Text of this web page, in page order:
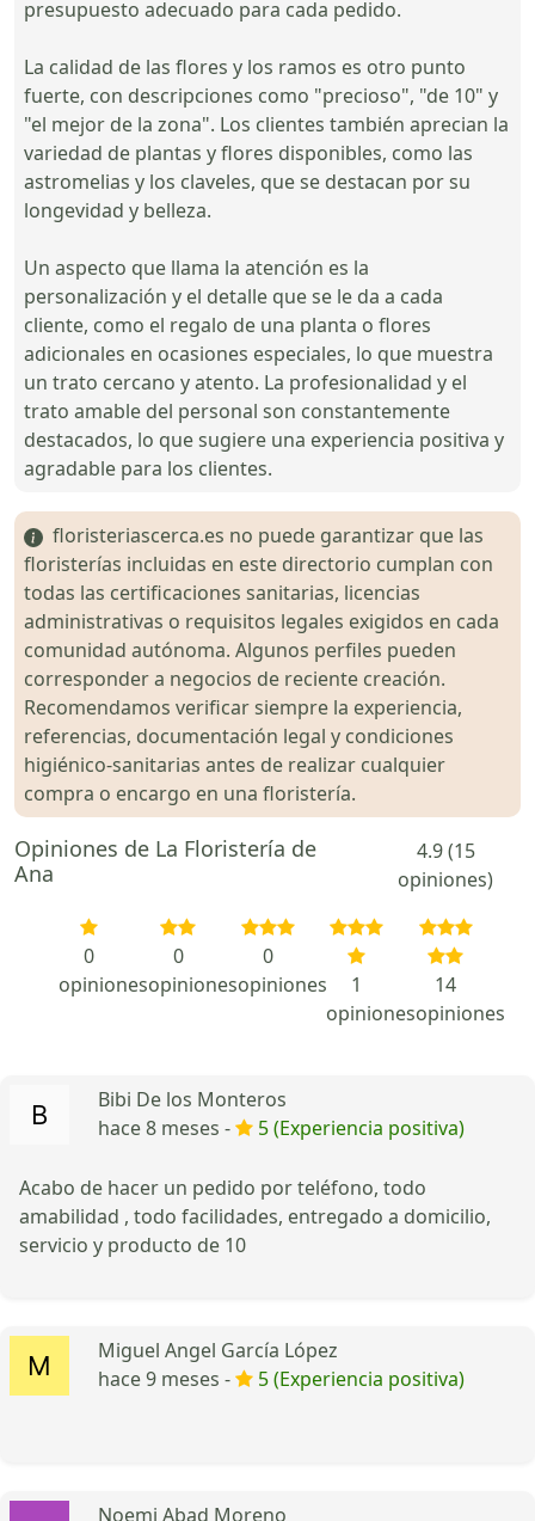
presupuesto adecuado para cada pedido.
La calidad de las flores y los ramos es otro punto
fuerte, con descripciones como "precioso", "de 10" y
"el mejor de la zona". Los clientes también aprecian la
variedad de plantas y flores disponibles, como las
astromelias y los claveles, que se destacan por su
longevidad y belleza.
Un aspecto que llama la atención es la
personalización y el detalle que se le da a cada
cliente, como el regalo de una planta o flores
adicionales en ocasiones especiales, lo que muestra
un trato cercano y atento. La profesionalidad y el
trato amable del personal son constantemente
destacados, lo que sugiere una experiencia positiva y
agradable para los clientes.
floristeriascerca.es no puede garantizar que las
floristerías incluidas en este directorio cumplan con
todas las certificaciones sanitarias, licencias
administrativas o requisitos legales exigidos en cada
comunidad autónoma. Algunos perfiles pueden
corresponder a negocios de reciente creación.
Recomendamos verificar siempre la experiencia,
referencias, documentación legal y condiciones
higiénico-sanitarias antes de realizar cualquier
compra o encargo en una floristería.
Opiniones de La Floristería de
Ana
4.9 (15
opiniones)
0
opiniones
0
opiniones
0
opiniones
1
opiniones
14
opiniones
Bibi De los Monteros
hace 8 meses -
5 (Experiencia positiva)
Acabo de hacer un pedido por teléfono, todo
amabilidad , todo facilidades, entregado a domicilio,
servicio y producto de 10
Miguel Angel García López
hace 9 meses -
5 (Experiencia positiva)
Noemi Abad Moreno